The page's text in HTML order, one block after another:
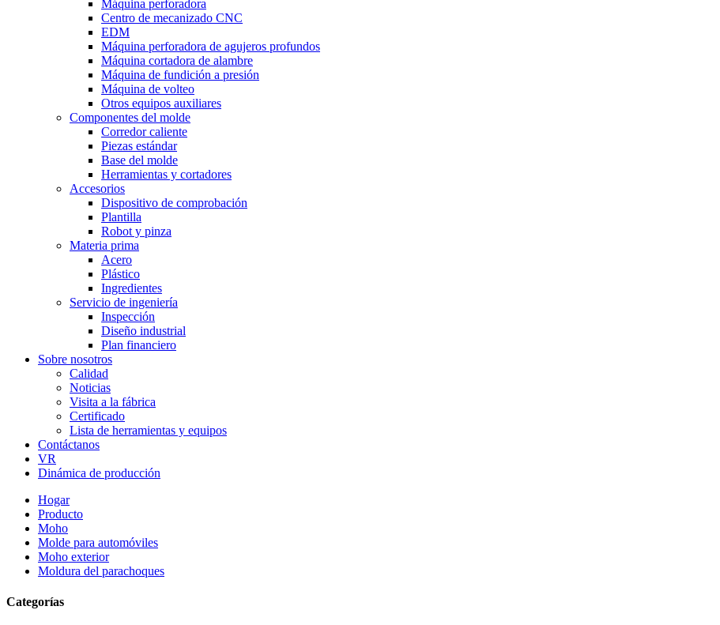
Máquina perforadora
Centro de mecanizado CNC
EDM
Máquina perforadora de agujeros profundos
Máquina cortadora de alambre
Máquina de fundición a presión
Máquina de volteo
Otros equipos auxiliares
Componentes del molde
Corredor caliente
Piezas estándar
Base del molde
Herramientas y cortadores
Accesorios
Dispositivo de comprobación
Plantilla
Robot y pinza
Materia prima
Acero
Plástico
Ingredientes
Servicio de ingeniería
Inspección
Diseño industrial
Plan financiero
Sobre nosotros
Calidad
Noticias
Visita a la fábrica
Certificado
Lista de herramientas y equipos
Contáctanos
VR
Dinámica de producción
Hogar
Producto
Moho
Molde para automóviles
Moho exterior
Moldura del parachoques
Categorías